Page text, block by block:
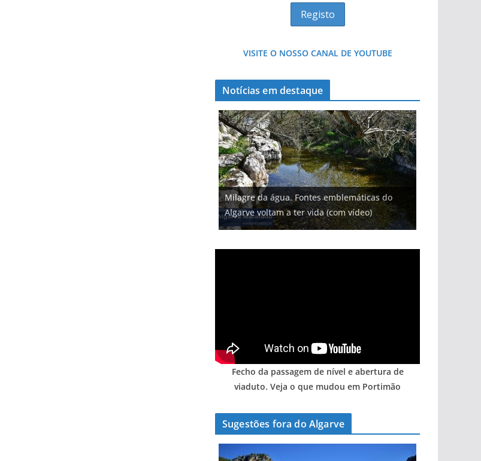
VISITE O NOSSO CANAL DE YOUTUBE
Notícias em destaque
Milagre da água. Fontes emblemáticas do
Algarve voltam a ter vida (com vídeo)
Tempestades roubam areia de praias e põem
arribas em risco no Algarve (com vídeo)
Projeto milionário: investimento de 108
milhões de euros na construção de dois
hotéis (com vídeo)
Foto do dia: uma cidade algarvia que cresceu
entre redes e fábricas
Tapas do mar a 3 euros cada. Nova rota
gastronómica nasce no Algarve
Fecho da passagem de nível e abertura de
viaduto. Veja o que mudou em Portimão
Sugestões fora do Algarve